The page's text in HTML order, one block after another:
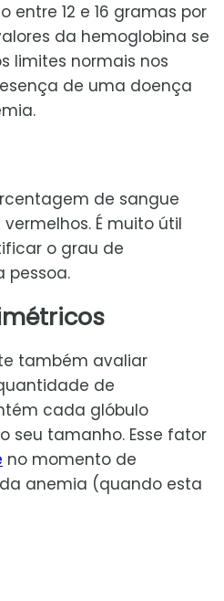
entre 12 e 16 gramas por
da hemoglobina se
limites normais nos
de uma doença
de sangue
É muito útil
o grau de
pessoa.
também avaliar
de
cada glóbulo
seu tamanho. Esse fator
no momento de
anemia (quando esta